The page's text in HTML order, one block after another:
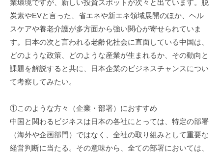
業環境ですが、新しい投資スポットが次々と出ています。脱
炭素やEVと言った、省エネや新エネ領域展開のほか、ヘル
スケアや養老介護が多方面から強い関心が寄せられていま
す。日本の次と言われる老齢化社会に直面している中国は、
どのような政策、どのような産業が生まれるか、その動向と
課題を解説すると共に、日本企業のビジネスチャンスについ
て考察してみたい。
①このような方々（企業・部署）におすすめ
中国と関わるビジネスは日本の各社にとっては、特定の部署
（海外や企画部門）ではなく、全社の取り組みとして重要な
経営判断に当たる。その意味から、全ての部署においては、